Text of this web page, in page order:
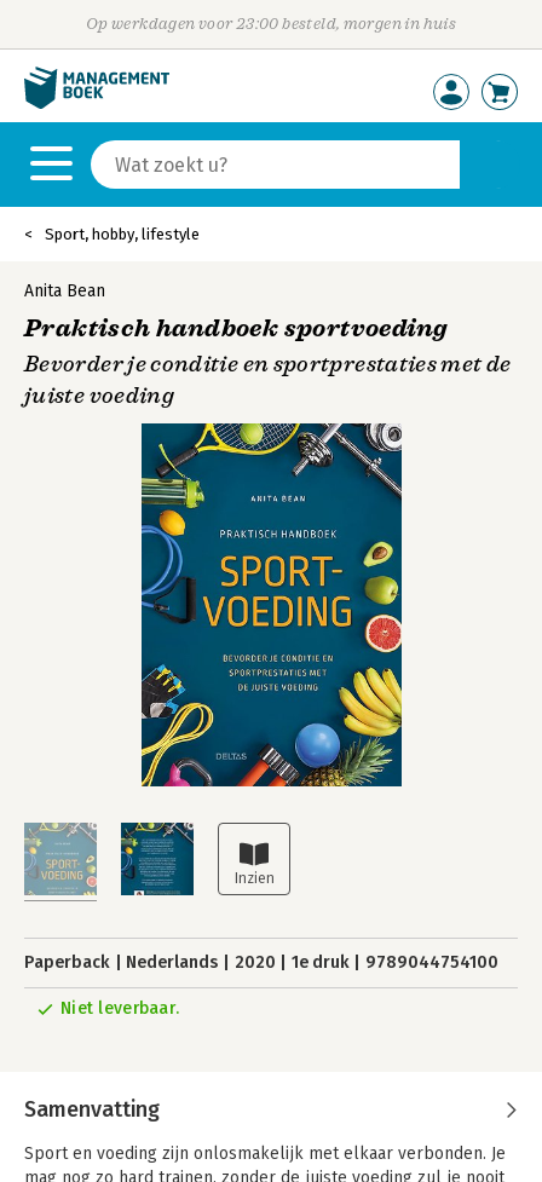
Op werkdagen voor 23:00 besteld, morgen in huis
Sport, hobby, lifestyle
Anita Bean
Praktisch handboek sportvoeding
Bevorder je conditie en sportprestaties met de
juiste voeding
Paperback Nederlands 2020 1e druk 9789044754100
Niet leverbaar.
Samenvatting
Sport en voeding zijn onlosmakelijk met elkaar verbonden. Je
mag nog zo hard trainen, zonder de juiste voeding zul je nooit